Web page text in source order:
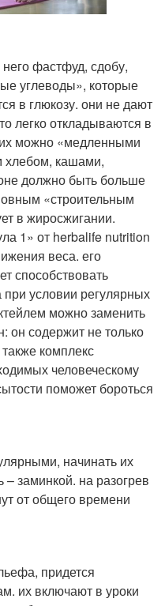
фастфуд, сдобу,
углеводы», которые
в глюкозу. они не дают
легко откладываются в
можно «медленными
хлебом, кашами,
должно быть больше
«строительным
в жиросжигании.
1» от herbalife nutrition
веса. его
способствовать
условии регулярных
можно заменить
он содержит не только
комплекс
человеческому
поможет бороться
начинать их
заминкой. на разогрев
от общего времени
придется
их включают в уроки